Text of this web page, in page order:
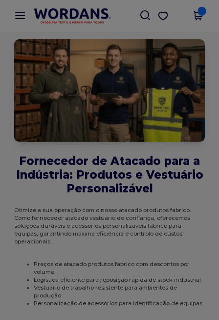
× App Wordans
Melhores preços na app!
Obter app
Fornecedor de Atacado para a
Indústria: Produtos e Vestuário
Personalizável
Otimize a sua operação com o nosso atacado produtos fabrico.
Como fornecedor atacado vestuario de confiança, oferecemos
soluções duráveis e acessórios personalizaveis fabrico para
equipas, garantindo máxima eficiência e controlo de custos
operacionais.
Preços de atacado produtos fabrico com descontos por
volume
Logística eficiente para reposição rápida de stock industrial
Vestuário de trabalho resistente para ambientes de
produção
Personalização de acessórios para identificação de equipas